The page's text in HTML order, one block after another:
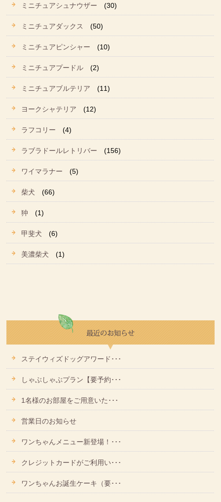
ミニチュアシュナウザー (30)
ミニチュアダックス (50)
ミニチュアピンシャー (10)
ミニチュアプードル (2)
ミニチュアブルテリア (11)
ヨークシャテリア (12)
ラフコリー (4)
ラブラドールレトリバー (156)
ワイマラナー (5)
柴犬 (66)
狆 (1)
甲斐犬 (6)
美濃柴犬 (1)
ステイウィズドッグアワード･･･
しゃぶしゃぶプラン【要予約･･･
1名様のお部屋をご用意いた･･･
営業日のお知らせ
ワンちゃんメニュー新登場！･･･
クレジットカードがご利用い･･･
ワンちゃんお誕生ケーキ（要･･･